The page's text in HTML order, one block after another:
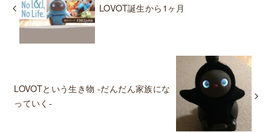
LOVOT誕生から1ヶ月
LOVOTという生き物 -だんだん家族にな
っていく-